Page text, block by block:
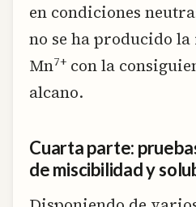
en condiciones
no se ha producido
Mn7+ con la
alcano.
Cuarta parte:
de miscibilidad y